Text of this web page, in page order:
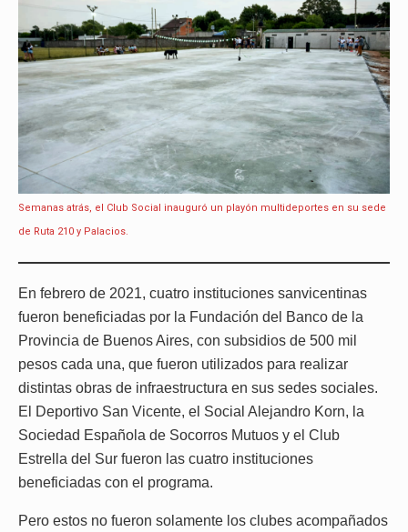
Semanas atrás, el Club Social inauguró un playón multideportes en su sede
de Ruta 210 y Palacios.
En febrero de 2021, cuatro instituciones sanvicentinas
fueron beneficiadas por la Fundación del Banco de la
Provincia de Buenos Aires, con subsidios de 500 mil
pesos cada una, que fueron utilizados para realizar
distintas obras de infraestructura en sus sedes sociales.
El Deportivo San Vicente, el Social Alejandro Korn, la
Sociedad Española de Socorros Mutuos y el Club
Estrella del Sur fueron las cuatro instituciones
beneficiadas con el programa.
Pero estos no fueron solamente los clubes acompañados